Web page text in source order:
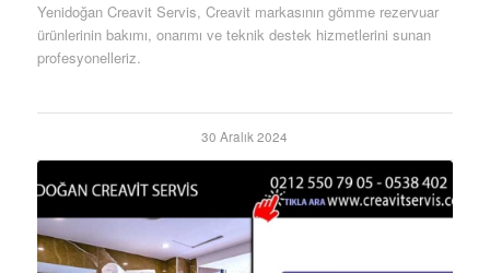
Yenidoğan Creavit Servis, Creavit markasının gömme rezervuar
ürünlerinin bakımı, onarımı ve teknik destek hizmetlerini sunan
profesyonelleriz.
30 Aralık 2024